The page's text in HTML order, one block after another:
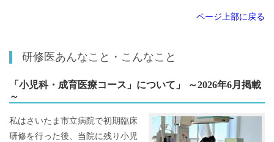
ページ上部に戻る
研修医あんなこと・こんなこと
「小児科・成育医療コース」について」 ～2026年6月掲載
～
私はさいたま市立病院で初期臨床
研修を行った後、当院に残り小児